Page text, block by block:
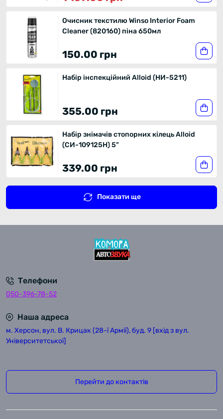
Очисник текстилю Winso Interior Foam
Cleaner (820160) піна 650мл
150.00 грн
Набір інспекційний Alloid (НИ-5211)
355.00 грн
Набір знімачів стопорних кілець Alloid
(СИ-109125Н) 5"
339.00 грн
Показати ще
Телефони
050-396-78-52
Наша адреса
м. Херсон, вул. В. Крицак (28-ї Армії), буд. 9 [вхід з вул.
Університетської]
Перейти до контактів